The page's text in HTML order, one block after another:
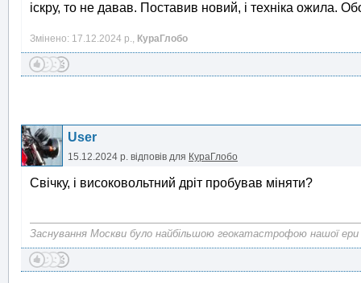
іскру, то не давав. Поставив новий, і техніка ожила.
Змінено: 17.12.2024 р., КураГлобо
User
15.12.2024 р. відповів для КураГлобо
Свічку, і високовольтний дріт пробував міняти?
Заснування Москви було найбільшою геокатастрофою нашої ери